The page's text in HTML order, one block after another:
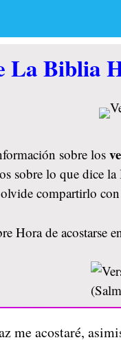
La Biblia
sobre los
sobre lo que dice
compartirlo
Hora de acostarse
me acostaré,